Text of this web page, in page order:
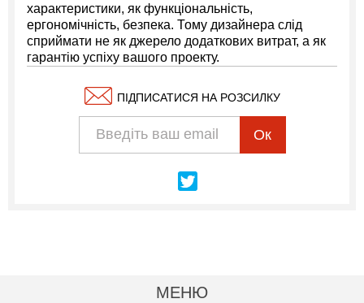
характеристики, як функціональність,
ергономічність, безпека. Тому дизайнера слід
сприймати не як джерело додаткових витрат, а як
гарантію успіху вашого проекту.
ПІДПИСАТИСЯ НА РОЗСИЛКУ
Ок
МЕНЮ